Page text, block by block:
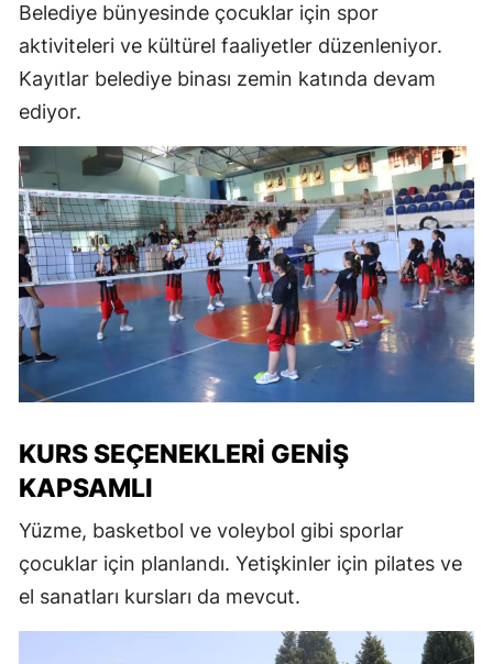
Belediye bünyesinde çocuklar için spor
aktiviteleri ve kültürel faaliyetler düzenleniyor.
Kayıtlar belediye binası zemin katında devam
ediyor.
KURS SEÇENEKLERI GENIŞ
KAPSAMLI
Yüzme, basketbol ve voleybol gibi sporlar
çocuklar için planlandı. Yetişkinler için pilates ve
el sanatları kursları da mevcut.